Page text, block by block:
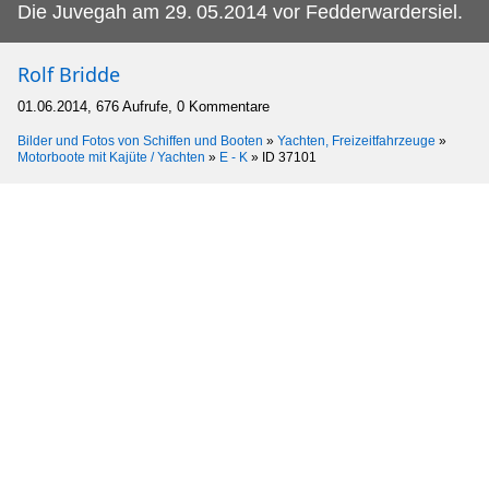
Die Juvegah am 29. 05.2014 vor Fedderwardersiel.
Rolf Bridde
01.06.2014, 676 Aufrufe, 0 Kommentare
Bilder und Fotos von Schiffen und Booten » Yachten, Freizeitfahrzeuge »
Motorboote mit Kajüte / Yachten » E - K » ID 37101